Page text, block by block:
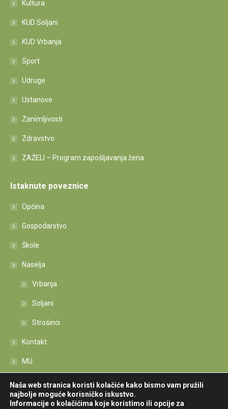
Kultura
KUD Soljani
KUD Vrbanja
Sport
Udruge
Ustanove
Zanimljivosti
Zdravstvo
ZAŽELI – Program zapošljavanja žena
Istaknute poveznice
Općina
Gospodarstvo
Škole
Naselja
Vrbanja
Soljani
Strošinci
Kontakt
MU
Izjava o pristupačnosti
Naša web stranica koristi kolačiće kako bismo vam pružili
najbolje moguće korisničko iskustvo.
Informacije o kolačićima koje koristimo ili opcije za